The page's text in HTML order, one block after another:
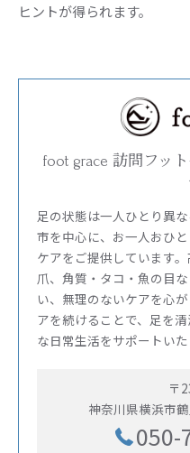
ヒントが得られます。
foot grace 訪問フッ
足の状態は一人ひとり異
市を中心に、お一人おひ
ケアをご提供しています
爪、角質・タコ・魚の目
い、無理のないケアを心
アを続けることで、足を
な日常生活をサポートいた
〒
神奈川県横浜市
050-